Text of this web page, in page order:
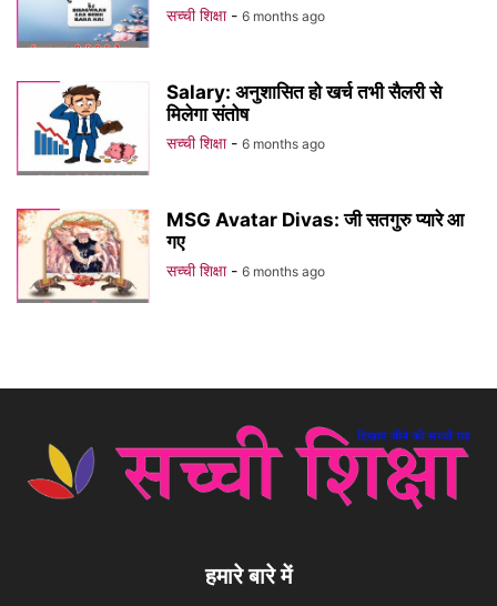
सच्ची शिक्षा - 6 months ago
Salary: अनुशासित हो खर्च तभी सैलरी से
मिलेगा संतोष
सच्ची शिक्षा - 6 months ago
MSG Avatar Divas: जी सतगुरु प्यारे आ
गए
सच्ची शिक्षा - 6 months ago
हमारे बारे में